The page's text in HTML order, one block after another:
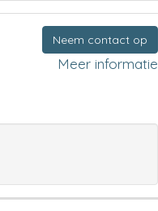
Neem contact op
Meer informatie